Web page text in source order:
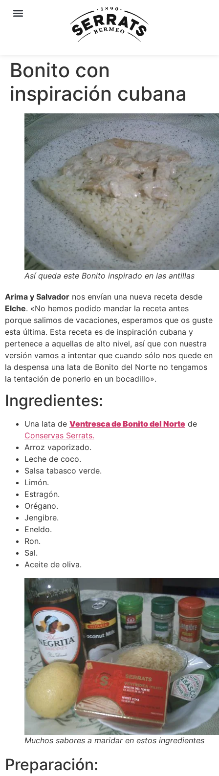
Bonito con
inspiración cubana
Así queda este Bonito inspirado en las antillas
Arima y Salvador nos envían una nueva receta desde
Elche. «No hemos podido mandar la receta antes
porque salimos de vacaciones, esperamos que os guste
esta última. Esta receta es de inspiración cubana y
pertenece a aquellas de alto nivel, así que con nuestra
versión vamos a intentar que cuando sólo nos quede en
la despensa una lata de Bonito del Norte no tengamos
la tentación de ponerlo en un bocadillo».
Ingredientes:
Una lata de Ventresca de Bonito del Norte de
Conservas Serrats.
Arroz vaporizado.
Leche de coco.
Salsa tabasco verde.
Limón.
Estragón.
Orégano.
Jengibre.
Eneldo.
Ron.
Sal.
Aceite de oliva.
Muchos sabores a maridar en estos ingredientes
Preparación: